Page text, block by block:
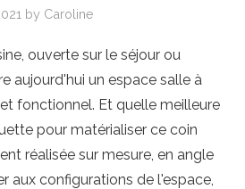
by Caroline
ouverte sur le séjour ou
aujourd'hui un espace salle à
fonctionnel. Et quelle meilleure
pour matérialiser ce coin
réalisée sur mesure, en angle
aux configurations de l'espace,